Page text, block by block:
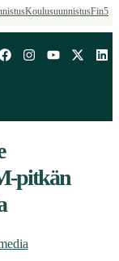
KoulusuunnistusFin5
pitkän